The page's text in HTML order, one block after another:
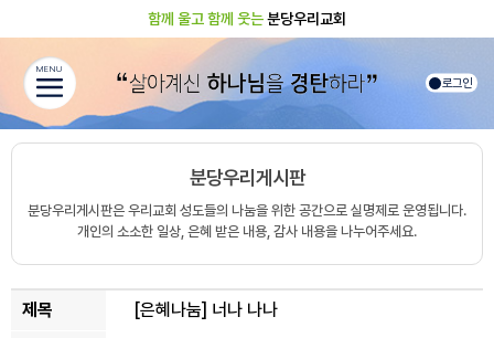
함께 울고 함께 웃는분당우리교회
로그인
MENU
분당우리게시판
분당우리게시판은 우리교회 성도들의 나눔을 위한 공간으로 실명제로 운영됩니다.
개인의 소소한 일상, 은혜 받은 내용, 감사 내용을 나누어주세요.
제목 [은혜나눔] 너나 나나